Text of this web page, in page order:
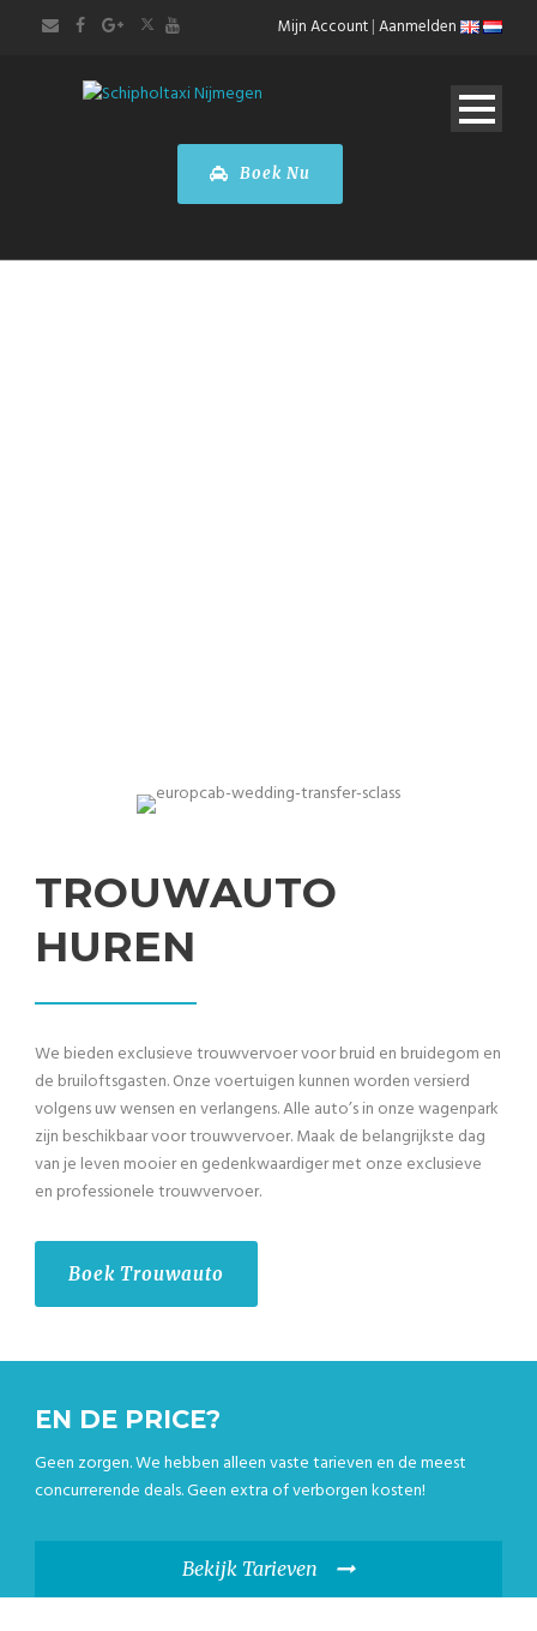
Mijn Account|Aanmelden
Boek Nu
TROUWAUTO
HUREN
We bieden exclusieve trouwvervoer voor bruid en bruidegom en
de bruiloftsgasten. Onze voertuigen kunnen worden versierd
volgens uw wensen en verlangens. Alle auto’s in onze wagenpark
zijn beschikbaar voor trouwvervoer. Maak de belangrijkste dag
van je leven mooier en gedenkwaardiger met onze exclusieve
en professionele trouwvervoer.
Boek Trouwauto
EN DE PRICE?
Geen zorgen. We hebben alleen vaste tarieven en de meest
concurrerende deals. Geen extra of verborgen kosten!
Bekijk Tarieven